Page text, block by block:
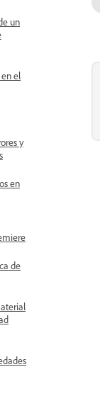
un
el
y
en
de